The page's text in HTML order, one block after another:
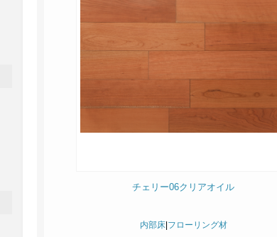
チェリー06クリアオイル
内部床| フローリング材